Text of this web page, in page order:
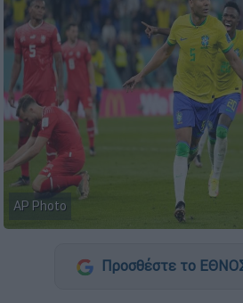
AP Photo
Προσθέστε το